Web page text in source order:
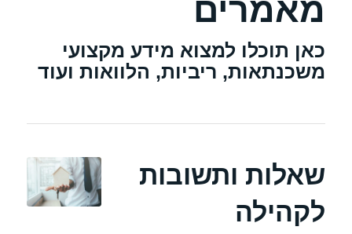
מאמרים
כאן תוכלו למצוא מידע מקצועי
משכנתאות, ריביות, הלוואות ועוד
שאלות ותשובות
לקהילה